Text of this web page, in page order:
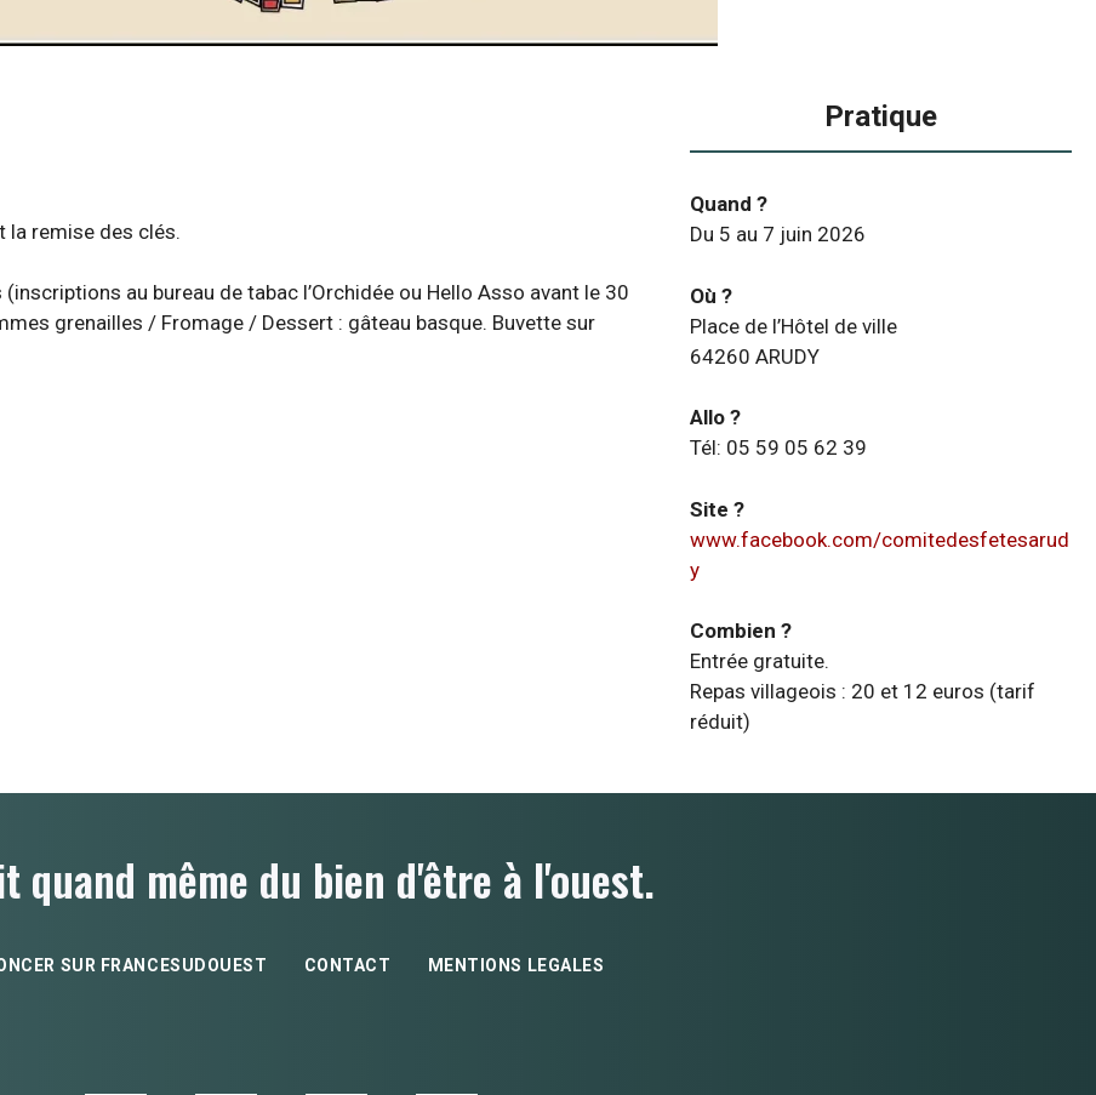
la remise des clés.
au bureau de tabac l’Orchidée ou Hello Asso avant le 30
grenailles / Fromage / Dessert : gâteau basque. Buvette sur
Pratique
Quand ?
Du 5 au 7 juin 2026
Où ?
Place de l’Hôtel de ville
64260 ARUDY
Allo ?
Tél: 05 59 05 62 39
Site ?
www.facebook.com/comitedesfetesarud
y
Combien ?
Entrée gratuite.
Repas villageois : 20 et 12 euros (tarif
réduit)
quand même du bien d'être à l'ouest.
SUR FRANCESUDOUEST CONTACT MENTIONS LEGALES